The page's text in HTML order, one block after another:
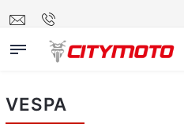
VESPA